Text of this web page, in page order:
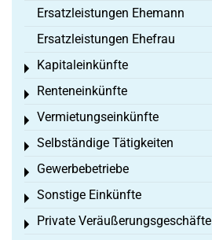
Ersatzleistungen Ehemann
Ersatzleistungen Ehefrau
Kapitaleinkünfte
Toggle menu
Renteneinkünfte
Toggle menu
Vermietungseinkünfte
Toggle menu
Selbständige Tätigkeiten
Toggle menu
Gewerbebetriebe
Toggle menu
Sonstige Einkünfte
Toggle menu
Private Veräußerungsgeschäfte
Toggle menu